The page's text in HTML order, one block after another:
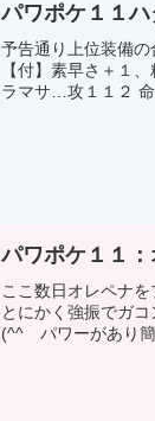
パワポケ１１
予告通り上位装備
【付】素早さ＋１
ラマサ…攻１１２
パワポケ１１
ここ数日オレペナ
とにかく強振でガ
(^^ゞパワーがあり